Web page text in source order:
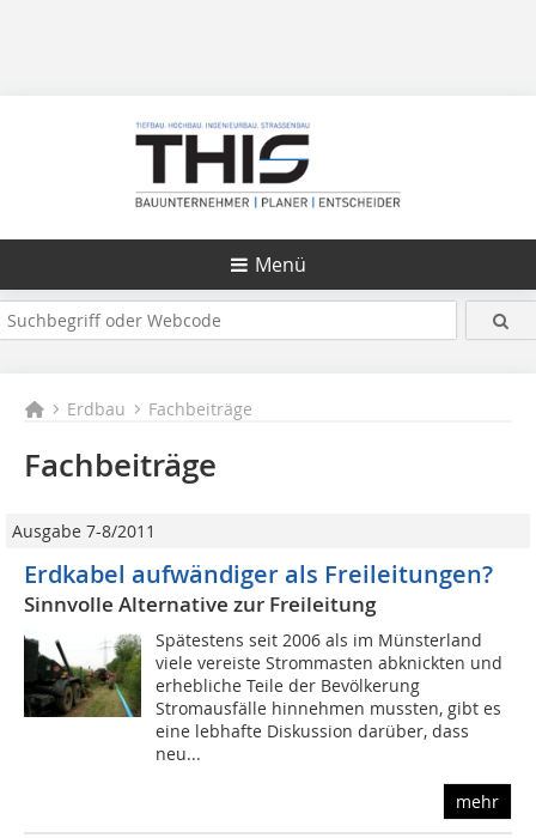
Menü
Erdbau Fachbeiträge
Fachbeiträge
Ausgabe 7-8/2011
Erdkabel aufwändiger als Freileitungen?
Sinnvolle Alternative zur Freileitung
Spätestens seit 2006 als im Münsterland
viele vereiste Strommasten abknickten und
erhebliche Teile der Bevölkerung
Stromausfälle hinnehmen mussten, gibt es
eine lebhafte Diskussion darüber, dass
neu...
mehr